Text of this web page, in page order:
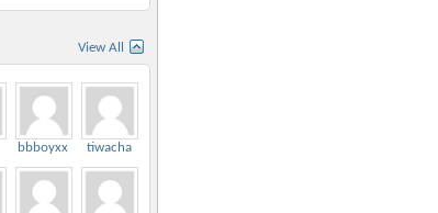
View All
bbboyxx tiwacha